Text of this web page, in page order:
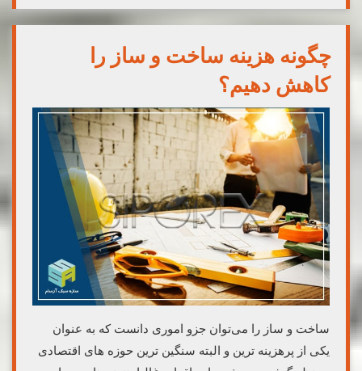
چگونه هزینه ساخت و ساز را
کاهش دهیم؟
ساخت و ساز را می‌توان جزو اموری دانست که به عنوان
یکی از پرهزینه ترین و البته سنگین ترین حوزه های اقتصادی